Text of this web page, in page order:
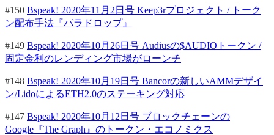
#150 Bspeak! 2020年11月2日号 Keep3rプロジェクト / トーク
ン配布手法『パラドロップ』
#149 Bspeak! 2020年10月26日号 Audiusの$AUDIOトークン /
固定金利のレンディング市場がローンチ
#148 Bspeak! 2020年10月19日号 Bancorの新しいAMMデザイ
ン/LidoによるETH2.0のステーキング対応
#147 Bspeak! 2020年10月12日号 ブロックチェーンの
Google『The Graph』のトークン・エコノミクス